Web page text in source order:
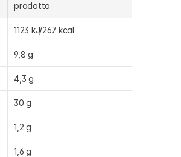
prodotto
1123 kJ/267 kcal
9,8 g
4,3 g
30 g
1,2 g
1,6 g